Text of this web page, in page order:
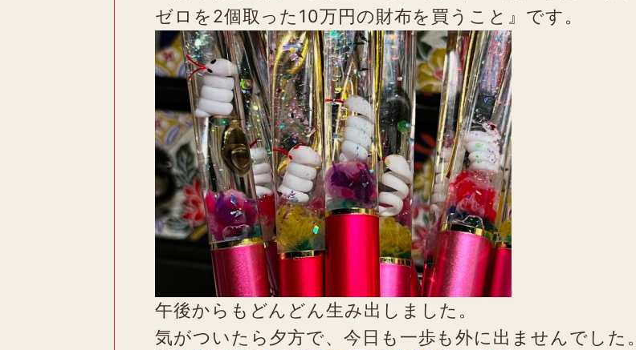
ゼロを2個取った10万円の財布を買うこと』です。
午後からもどんどん生み出しました。
気がついたら夕方で、今日も一歩も外に出ませんでした。